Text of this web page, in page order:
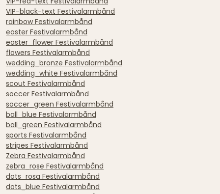
VIP-black-text Festivalarmbånd
rainbow Festivalarmbånd
easter Festivalarmbånd
easter_flower Festivalarmbånd
flowers Festivalarmbånd
wedding_bronze Festivalarmbånd
wedding_white Festivalarmbånd
scout Festivalarmbånd
soccer Festivalarmbånd
soccer_green Festivalarmbånd
ball_blue Festivalarmbånd
ball_green Festivalarmbånd
sports Festivalarmbånd
stripes Festivalarmbånd
Zebra Festivalarmbånd
zebra_rose Festivalarmbånd
dots_rosa Festivalarmbånd
dots_blue Festivalarmbånd